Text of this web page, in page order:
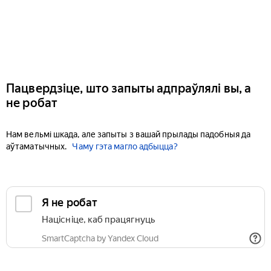
Пацвердзіце, што запыты адпраўлялі вы, а
не робат
Нам вельмі шкада, але запыты з вашай прылады падобныя да
аўтаматычных.
Чаму гэта магло адбыцца?
Я не робат
Націсніце, каб працягнуць
SmartCaptcha by Yandex Cloud